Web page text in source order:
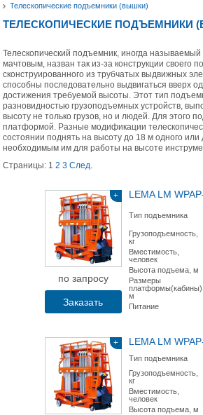
Телескопические подъемники (вышки)
ТЕЛЕСКОПИЧЕСКИЕ ПОДЪЕМНИКИ
Телескопический подъемник, иногда называемый
мачтовым, назван так из-за конструкции своего
сконструированного из трубчатых выдвижных
способны последовательно выдвигаться вверх
достижения требуемой высоты. Этот тип
разновидностью грузоподъемных устройств,
высоту не только грузов, но и людей. Для этого
платформой. Разные модификации
состоянии поднять на высоту до 18 м одного или
необходимым им для работы на высоте
Страницы: 1 2 3 След.
+
по запросу
Заказать
LEMA LM
Тип подъемника
Грузоподъемность,
кг
Вместимость,
человек
Высота подъема, м
Размеры
платформы(кабины),
м
Питание
+ LEMA LM
Тип подъемника
Грузоподъемность,
кг
Вместимость,
человек
Высота подъема, м